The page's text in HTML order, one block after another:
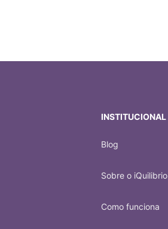
INSTITUCIONAL
Blog
Sobre o iQuilibrio
Como funciona